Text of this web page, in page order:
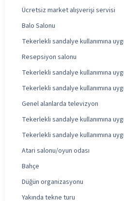
Ücretsiz market alışverişi servisi
Balo Salonu
Tekerlekli sandalye kullanımına
Resepsiyon salonu
Tekerlekli sandalye kullanımına
Tekerlekli sandalye kullanımına
Genel alanlarda televizyon
Tekerlekli sandalye kullanımına
Tekerlekli sandalye kullanımına
Atari salonu/oyun odası
Bahçe
Düğün organizasyonu
Yakında tekne turu